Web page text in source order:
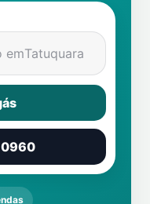
emTatuquara